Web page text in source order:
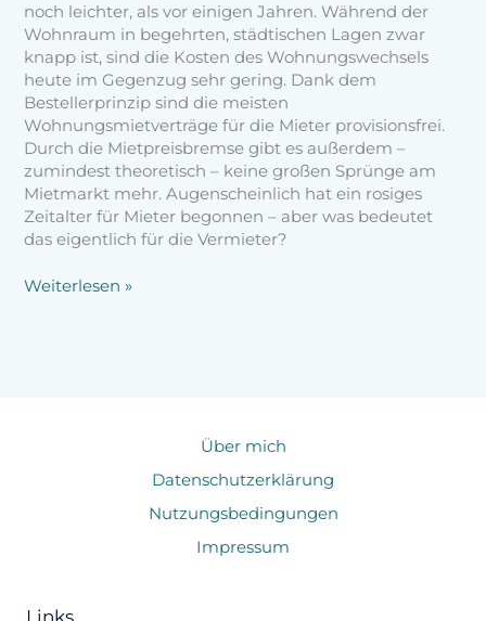
noch leichter, als vor einigen Jahren. Während der
Wohnraum in begehrten, städtischen Lagen zwar
knapp ist, sind die Kosten des Wohnungswechsels
heute im Gegenzug sehr gering. Dank dem
Bestellerprinzip sind die meisten
Wohnungsmietverträge für die Mieter provisionsfrei.
Durch die Mietpreisbremse gibt es außerdem –
zumindest theoretisch – keine großen Sprünge am
Mietmarkt mehr. Augenscheinlich hat ein rosiges
Zeitalter für Mieter begonnen – aber was bedeutet
das eigentlich für die Vermieter?
Weiterlesen »
Über mich
Datenschutzerklärung
Nutzungsbedingungen
Impressum
Links